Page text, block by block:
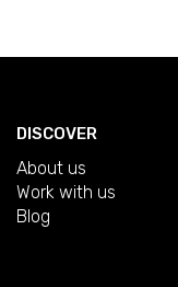
DISCOVER
About us
Work with us
Blog